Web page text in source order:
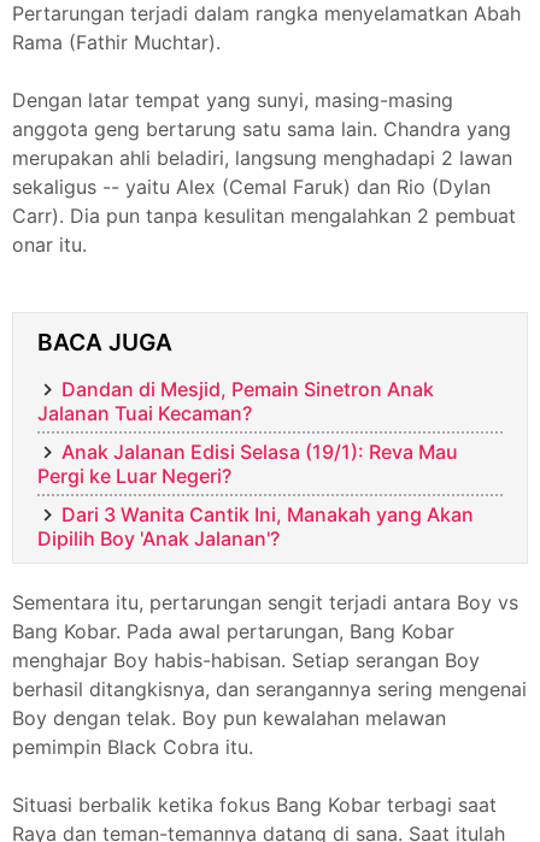
Pertarungan terjadi dalam rangka menyelamatkan Abah
Rama (Fathir Muchtar).
Dengan latar tempat yang sunyi, masing-masing
anggota geng bertarung satu sama lain. Chandra yang
merupakan ahli beladiri, langsung menghadapi 2 lawan
sekaligus -- yaitu Alex (Cemal Faruk) dan Rio (Dylan
Carr). Dia pun tanpa kesulitan mengalahkan 2 pembuat
onar itu.
BACA JUGA
Dandan di Mesjid, Pemain Sinetron Anak
Jalanan Tuai Kecaman?
Anak Jalanan Edisi Selasa (19/1): Reva Mau
Pergi ke Luar Negeri?
Dari 3 Wanita Cantik Ini, Manakah yang Akan
Dipilih Boy 'Anak Jalanan'?
Sementara itu, pertarungan sengit terjadi antara Boy vs
Bang Kobar. Pada awal pertarungan, Bang Kobar
menghajar Boy habis-habisan. Setiap serangan Boy
berhasil ditangkisnya, dan serangannya sering mengenai
Boy dengan telak. Boy pun kewalahan melawan
pemimpin Black Cobra itu.
Situasi berbalik ketika fokus Bang Kobar terbagi saat
Raya dan teman-temannya datang di sana. Saat itulah